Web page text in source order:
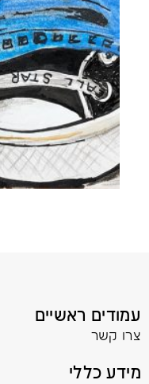
עמודים ראשיים
צרו קשר
מידע כללי